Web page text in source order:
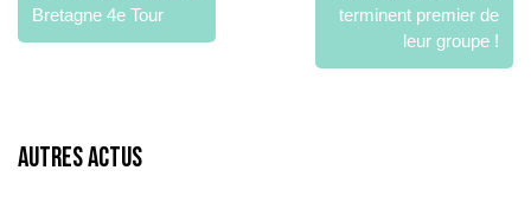
Bretagne 4e Tour
terminent premier de
leur groupe !
Autres Actus